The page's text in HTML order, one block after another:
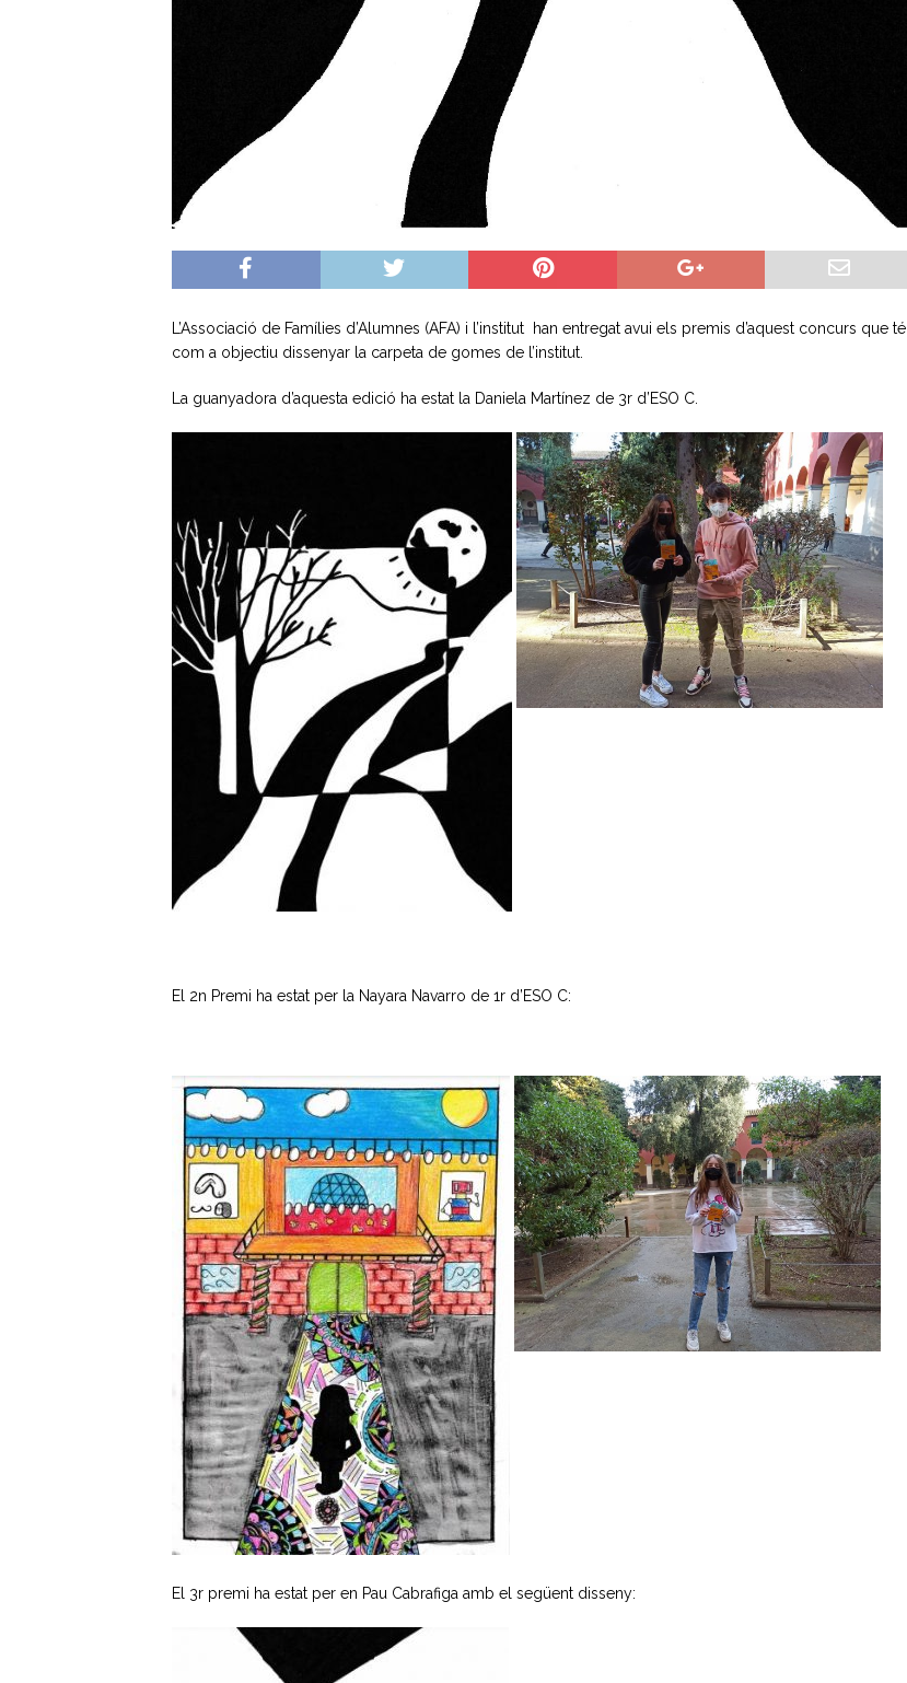
L’Associació de Famílies d’Alumnes (AFA) i l’institut han entregat avui els premis d’aquest concurs que té
com a objectiu dissenyar la carpeta de gomes de l’institut.
La guanyadora d’aquesta edició ha estat la Daniela Martínez de 3r d’ESO C.
El 2n Premi ha estat per la Nayara Navarro de 1r d’ESO C:
El 3r premi ha estat per en Pau Cabrafiga amb el següent disseny: